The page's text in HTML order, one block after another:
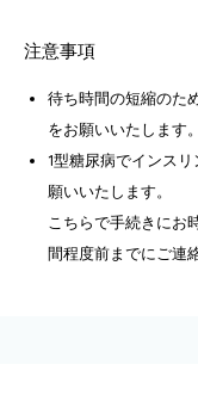
注意事項
待ち時間の短縮のた
をお願いいたします。
1型糖尿病でインス
願いいたします。
こちらで手続きにお
間程度前までにご連